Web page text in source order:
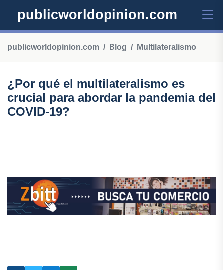
publicworldopinion.com
publicworldopinion.com Blog Multilateralismo
¿Por qué el multilateralismo es
crucial para abordar la pandemia del
COVID-19?